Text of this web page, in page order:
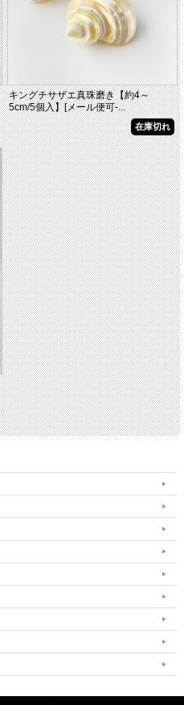
キングチサザエ真珠磨き【約4～
5cm/5個入】[メール便可-...
在庫切れ